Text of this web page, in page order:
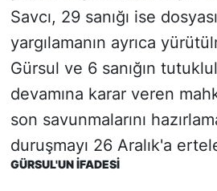
Savcı, 29 sanığı ise
yargılamanın ayrıca
Gürsul ve 6 sanığın
devamına karar veren
son savunmalarını
duruşmayı 26 Aralık'a
GÜRSUL'UN İFADESİ